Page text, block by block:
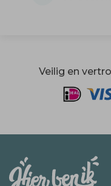
Veilig en